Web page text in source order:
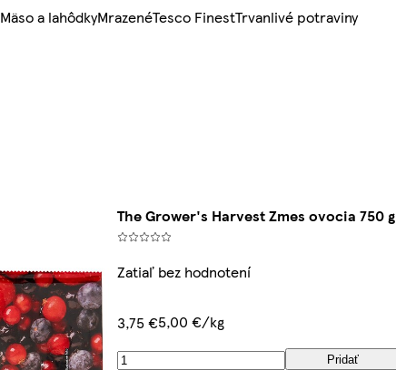
Mäso a lahôdkyMrazenéTesco FinestTrvanlivé potraviny
The Grower's Harvest Zmes ovocia 750 g
Zatiaľ bez hodnotení
3,75 €5,00 €/kg
Pridať